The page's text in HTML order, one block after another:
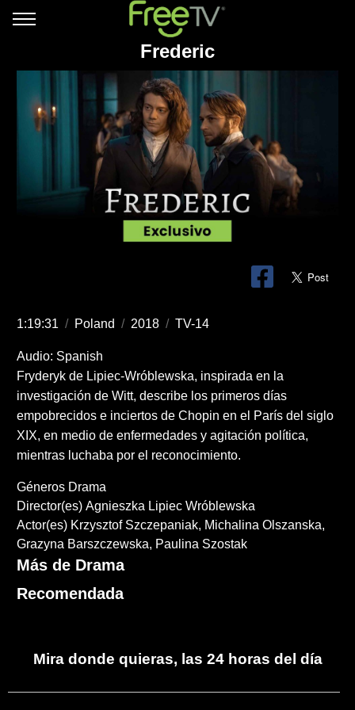
Frederic
1:19:31 / Poland / 2018 / TV-14
Audio: Spanish
Fryderyk de Lipiec-Wróblewska, inspirada en la
investigación de Witt, describe los primeros días
empobrecidos e inciertos de Chopin en el París del siglo
XIX, en medio de enfermedades y agitación política,
mientras luchaba por el reconocimiento.
Géneros Drama
Director(es) Agnieszka Lipiec Wróblewska
Actor(es) Krzysztof Szczepaniak Michalina Olszanska
Grazyna Barszczewska
Paulina Szostak
Más de Drama
Recomendada
Mira donde quieras, las 24 horas del día